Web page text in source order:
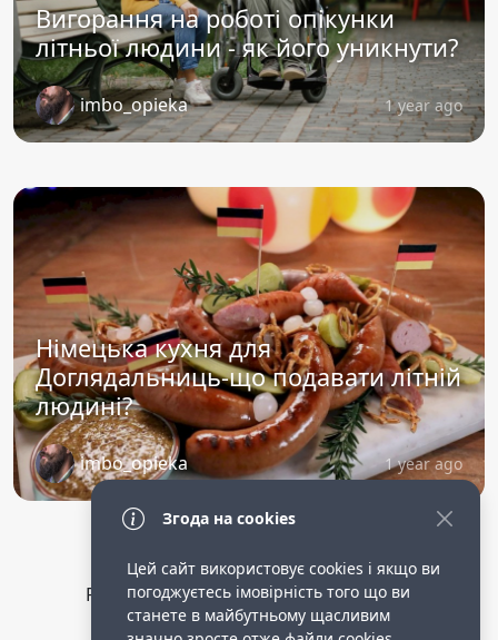
Вигорання на роботі опікунки
літньої людини - як його уникнути?
imbo_opieka 1 year ago
Німецька кухня для
Доглядальниць-що подавати літній
людині?
imbo_opieka 1 year ago
Privacy Policy
public terms of service
Згода на cookies
Цей сайт використовує cookies і якщо ви
погоджуєтесь імовірність того що ви
станете в майбутньому щасливим